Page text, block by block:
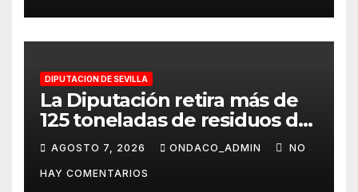
DIPUTACION DE SEVILLA
La Diputación retira más de
125 toneladas de residuos de
los itinerarios al Rocío al
cierre del dispositivo de
limpieza del Plan Romero
AGOSTO 7, 2026 ONDACO_ADMIN NO
HAY COMENTARIOS